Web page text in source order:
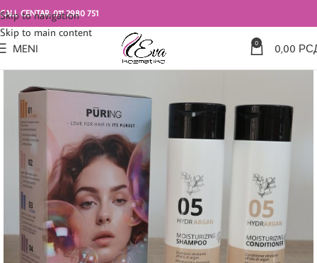
Skip to navigation
Skip to main content
CALL CENTAR: 011 2980 751
MENI 0 0,00